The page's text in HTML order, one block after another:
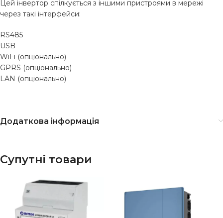
Цей інвертор спілкується з іншими пристроями в мережі
через такі інтерфейси:
RS485
USB
WiFi (опціонально)
GPRS (опціонально)
LAN (опціонально)
Додаткова інформація
Супутні товари